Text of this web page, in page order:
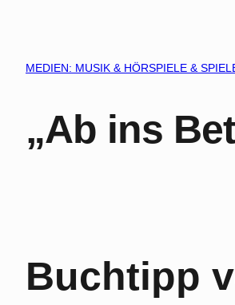
MEDIEN: MUSIK & HÖRSPIELE &
„Ab ins
Buchtipp